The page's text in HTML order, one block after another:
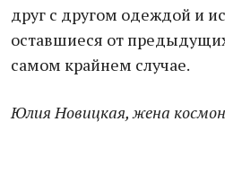
друг с другом одеждой и
оставшиеся от
самом крайнем случае.
Юлия Новицкая, жена